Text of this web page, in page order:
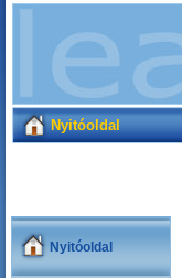
Nyitóoldal
Nyitóoldal